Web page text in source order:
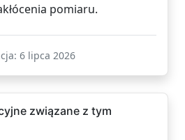
pomiaru.
6 lipca 2026
związane z tym